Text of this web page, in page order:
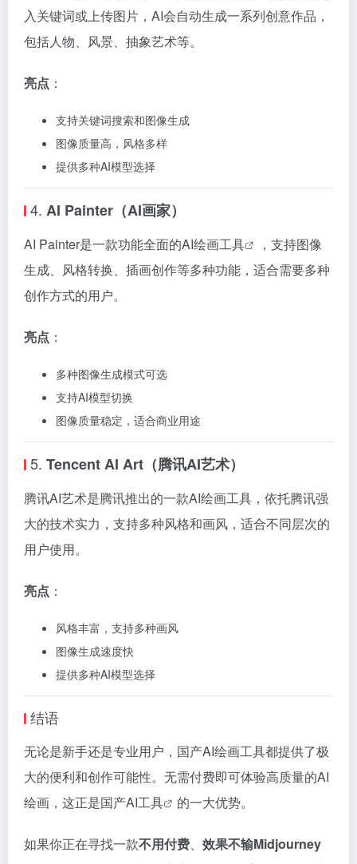
入关键词或上传图片，AI会自动生成一系列创意作品，
包括人物、风景、抽象艺术等。
亮点 ：
支持关键词搜索和图像生成
图像质量高，风格多样
提供多种AI模型选择
4. AI Painter（AI画家）
AI Painter是一款功能全面的AI绘画工具
，支持图像
生成、风格转换、插画创作等多种功能，适合需要多种
创作方式的用户。
亮点 ：
多种图像生成模式可选
支持AI模型切换
图像质量稳定，适合商业用途
5. Tencent AI Art（腾讯AI艺术）
腾讯AI艺术是腾讯推出的一款AI绘画工具，依托腾讯强
大的技术实力，支持多种风格和画风，适合不同层次的
用户使用。
亮点 ：
风格丰富，支持多种画风
图像生成速度快
提供多种AI模型选择
结语
无论是新手还是专业用户，国产AI绘画工具都提供了极
大的便利和创作可能性。无需付费即可体验高质量的AI
绘画，这正是国产AI工具 的一大优势。
如果你正在寻找一款不用付费
效果不输Midjourney